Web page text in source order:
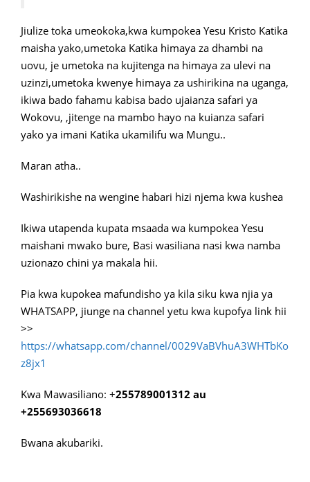
Jiulize toka umeokoka,kwa kumpokea Yesu Kristo Katika
maisha yako,umetoka Katika himaya za dhambi na
uovu, je umetoka na kujitenga na himaya za ulevi na
uzinzi,umetoka kwenye himaya za ushirikina na uganga,
ikiwa bado fahamu kabisa bado ujaianza safari ya
Wokovu, ,jitenge na mambo hayo na kuianza safari
yako ya imani Katika ukamilifu wa Mungu..
Maran atha..
Washirikishe na wengine habari hizi njema kwa kushea
Ikiwa utapenda kupata msaada wa kumpokea Yesu
maishani mwako bure, Basi wasiliana nasi kwa namba
uzionazo chini ya makala hii.
Pia kwa kupokea mafundisho ya kila siku kwa njia ya
WHATSAPP, jiunge na channel yetu kwa kupofya link hii
>>
https://whatsapp.com/channel/0029VaBVhuA3WHTbKo
z8jx1
Kwa Mawasiliano: +255789001312 au
+255693036618
Bwana akubariki.